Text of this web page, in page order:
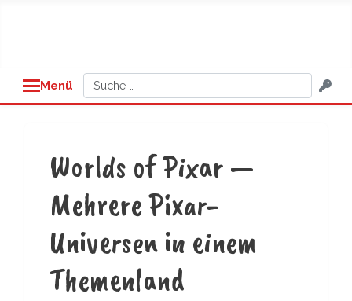
Menü Suchen
Worlds of Pixar —
Mehrere Pixar-
Universen in einem
Themenland